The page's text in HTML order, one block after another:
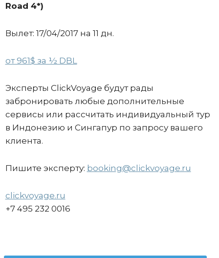
Road 4*)
Вылет: 17/04/2017 на 11 дн.
от 961$ за ½ DBL
Эксперты ClickVoyage будут рады
забронировать любые дополнительные
сервисы или рассчитать индивидуальный тур
в Индонезию и Сингапур по запросу вашего
клиента.
Пишите эксперту: booking@clickvoyage.ru
clickvoyage.ru
+7 495 232 0016